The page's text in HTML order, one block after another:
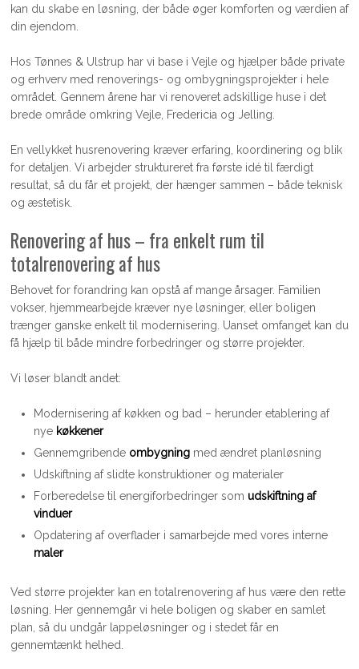
kan du skabe en løsning, der både øger komforten og værdien af
din ejendom.
Hos Tønnes & Ulstrup har vi base i Vejle og hjælper både private
og erhverv med renoverings- og ombygningsprojekter i hele
området. Gennem årene har vi renoveret adskillige huse i det
brede område omkring Vejle, Fredericia og Jelling.
En vellykket husrenovering kræver erfaring, koordinering og blik
for detaljen. Vi arbejder struktureret fra første idé til færdigt
resultat, så du får et projekt, der hænger sammen – både teknisk
og æstetisk.
Renovering af hus – fra enkelt rum til
totalrenovering af hus
Behovet for forandring kan opstå af mange årsager. Familien
vokser, hjemmearbejde kræver nye løsninger, eller boligen
trænger ganske enkelt til modernisering. Uanset omfanget kan du
få hjælp til både mindre forbedringer og større projekter.
Vi løser blandt andet:
Modernisering af køkken og bad – herunder etablering af
nye køkkener
Gennemgribende ombygningmed ændret planløsning
Udskiftning af slidte konstruktioner og materialer
Forberedelse til energiforbedringer som udskiftning af
vinduer
Opdatering af overflader i samarbejde med vores interne
maler
Ved større projekter kan en totalrenovering af hus være den rette
løsning. Her gennemgår vi hele boligen og skaber en samlet
plan, så du undgår lappeløsninger og i stedet får en
gennemtænkt helhed.